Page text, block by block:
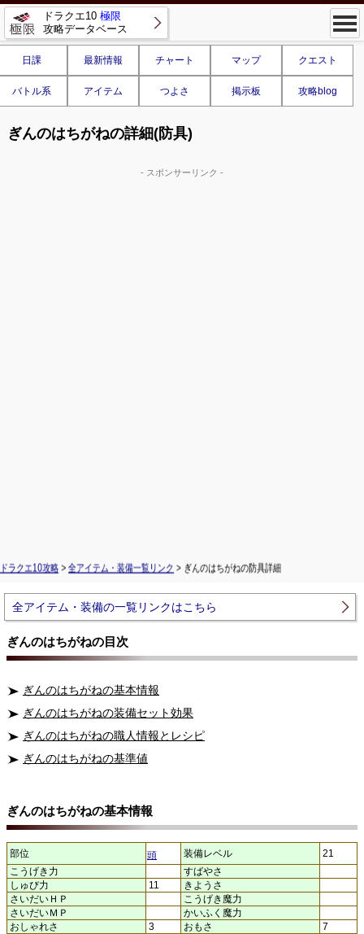
ドラクエ10 極限
攻略データベース
日課 最新情報 チャート マップ クエスト
バトル系 アイテム つよさ 掲示板 攻略blog
ぎんのはちがねの詳細(防具)
- スポンサーリンク -
ドラクエ10攻略 > 全アイテム・装備一覧リンク > ぎんのはちがねの防具詳細
全アイテム・装備の一覧リンクはこちら
ぎんのはちがねの目次
ぎんのはちがねの基本情報
ぎんのはちがねの装備セット効果
ぎんのはちがねの職人情報とレシピ
ぎんのはちがねの基準値
ぎんのはちがねの基本情報
部位 頭 装備レベル
21
こうげき力
すばやさ
しゅび力
11
きようさ
さいだいＨＰ
こうげき魔力
さいだいＭＰ
かいふく魔力
おしゃれさ
3 おもさ
7